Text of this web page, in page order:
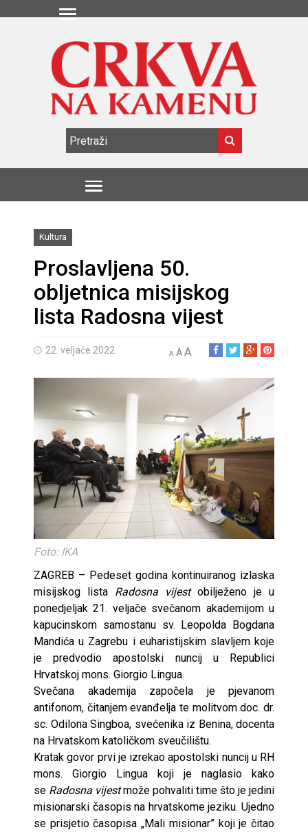
Kultura
Proslavljena 50.
obljetnica misijskog
lista Radosna vijest
22. veljače 2022. A AA
Foto: IKA
ZAGREB – Pedeset godina kontinuiranog izlaska
misijskog lista Radosna vijestobilježeno je u
ponedjeljak 21. veljače svečanom akademijom u
kapucinskom samostanu sv. Leopolda Bogdana
Mandića u Zagrebu i euharistijskim slavljem koje
je predvodio apostolski nuncij u Republici
Hrvatskoj mons. Giorgio Lingua.
Svečana akademija započela je pjevanom
antifonom, čitanjem evanđelja te molitvom doc. dr.
sc. Odilona Singboa, svećenika iz Benina, docenta
na Hrvatskom katoličkom sveučilištu.
Kratak govor prvi je izrekao apostolski nuncij u RH
mons. Giorgio Lingua koji je naglasio kako
se Radosna vijestmože pohvaliti time što je jedini
misionarski časopis na hrvatskome jeziku. Ujedno
se prisjetio časopisa „Mali misionar” koji je čitao